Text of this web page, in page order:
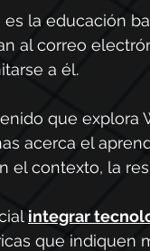
la educación
al correo
a él.
que explora
acerca el
el contexto, la
integrar
que indiquen